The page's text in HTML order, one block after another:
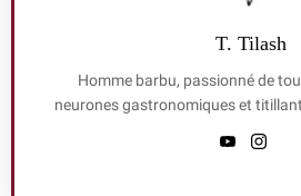
T. Tilash
Homme barbu, passionné de
neurones gastronomiques et